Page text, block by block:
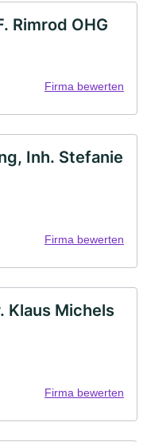
Rimrod OHG
Firma bewerten
Inh. Stefanie
Firma bewerten
Klaus Michels
Firma bewerten